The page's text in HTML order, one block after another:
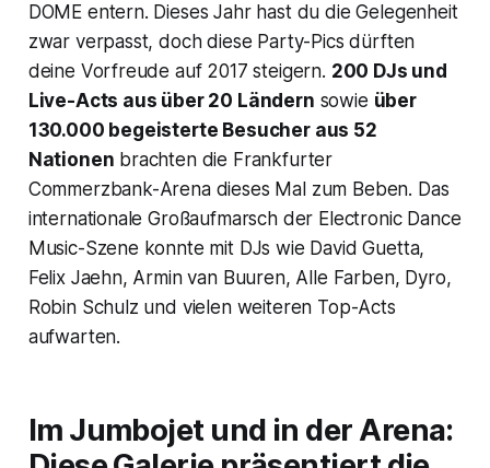
DOME entern. Dieses Jahr hast du die Gelegenheit
zwar verpasst, doch diese Party-Pics dürften
deine Vorfreude auf 2017 steigern. 200 DJs und
Live-Acts aus über 20 Ländern sowie über
130.000 begeisterte Besucher aus 52
Nationen brachten die Frankfurter
Commerzbank-Arena dieses Mal zum Beben. Das
internationale Großaufmarsch der Electronic Dance
Music-Szene konnte mit DJs wie David Guetta,
Felix Jaehn, Armin van Buuren, Alle Farben, Dyro,
Robin Schulz und vielen weiteren Top-Acts
aufwarten.
Im Jumbojet und in der Arena: